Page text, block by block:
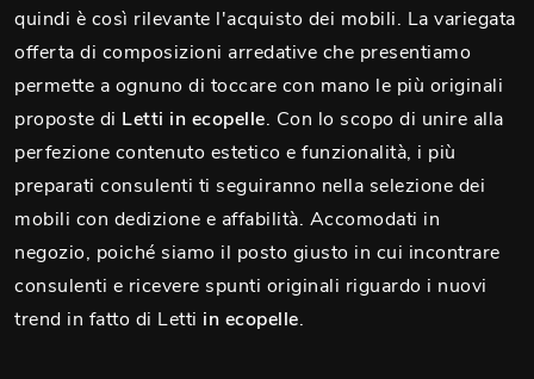
quindi è così rilevante l'acquisto dei mobili. La variegata
offerta di composizioni arredative che presentiamo
permette a ognuno di toccare con mano le più originali
proposte di Letti in ecopelle. Con lo scopo di unire alla
perfezione contenuto estetico e funzionalità, i più
preparati consulenti ti seguiranno nella selezione dei
mobili con dedizione e affabilità. Accomodati in
negozio, poiché siamo il posto giusto in cui incontrare
consulenti e ricevere spunti originali riguardo i nuovi
trend in fatto di Letti in ecopelle.